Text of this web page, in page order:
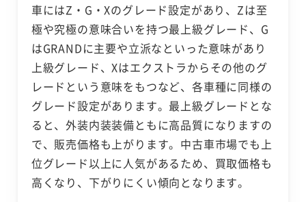
車にはZ・G・Xのグレード設定があり、Zは至
極や究極の意味合いを持つ最上級グレード、G
はGRANDに主要や立派なといった意味があり
上級グレード、Xはエクストラからその他のグ
レードという意味をもつなど、各車種に同様の
グレード設定があります。最上級グレードとな
ると、外装内装装備ともに高品質になりますの
で、販売価格も上がります。中古車市場でも上
位グレード以上に人気があるため、買取価格も
高くなり、下がりにくい傾向となります。